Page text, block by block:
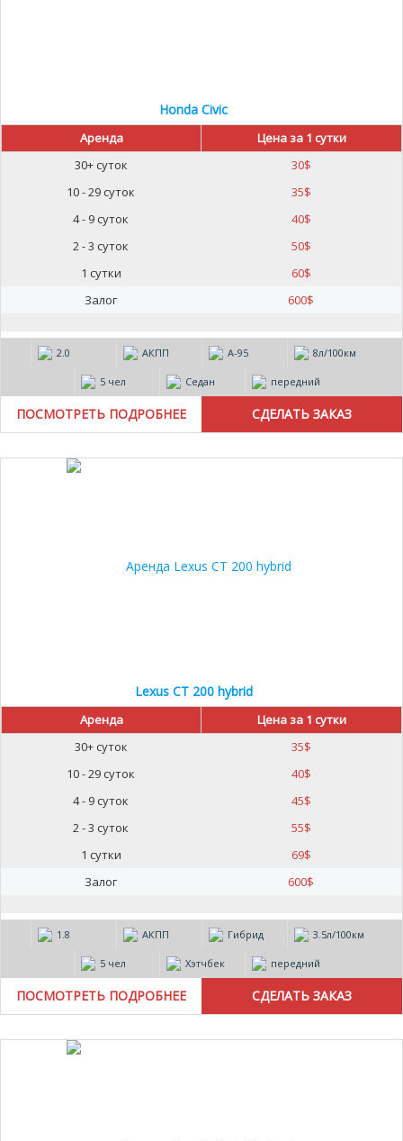
Honda Civic
Аренда
Цена за 1 сутки
30+ суток
30$
10 - 29 суток
35$
4 - 9 суток
40$
2 - 3 суток
50$
1 сутки
60$
Залог
600$
2.0 АКПП А-95 8л/100км
5 чел Седан передний
ПОСМОТРЕТЬ ПОДРОБНЕЕ
Lexus CT 200 hybrid
Аренда
Цена за 1 сутки
30+ суток
35$
10 - 29 суток
40$
4 - 9 суток
45$
2 - 3 суток
55$
1 сутки
69$
Залог
600$
1.8 АКПП Гибрид 3.5л/100км
5 чел Хэтчбек передний
ПОСМОТРЕТЬ ПОДРОБНЕЕ